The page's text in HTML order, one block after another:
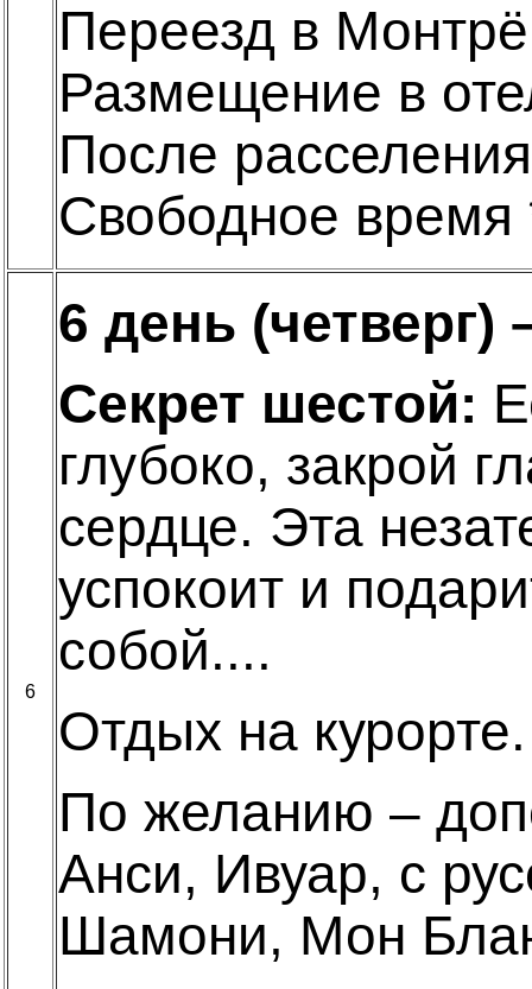
Переезд в
Размещение в
После
Свободное время
6
6 день (четверг)
Секрет шестой:
глубоко, закрой
сердце. Эта
успокоит и
собой....
Отдых на курорте.
По желанию –
Анси, Ивуар, с
Шамони, Мон